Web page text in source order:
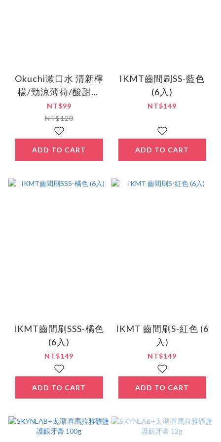
Okuchi漱口水 清新檸
檬/勁涼薄荷/酸甜櫻
桃/戀愛蜜桃 (5包入)
NT$99
NT$120
ADD TO CART
IKMT齒間刷SS-藍色
(6入)
NT$149
ADD TO CART
IKMT齒間刷SSS-橘色
(6入)
NT$149
ADD TO CART
IKMT 齒間刷S-紅色 (6
入)
NT$149
ADD TO CART